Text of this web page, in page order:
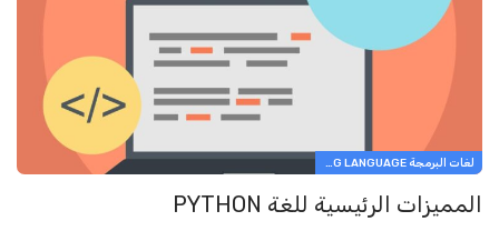
لغات البرمجة PROGRAMMING LANGUAGE
المميزات الرئيسية للغة PYTHON